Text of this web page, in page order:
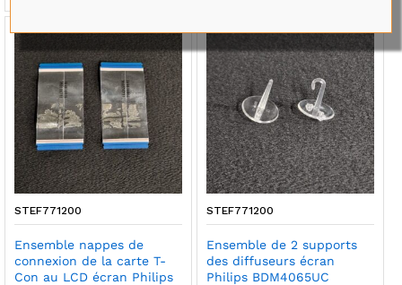
STEF771200
Ensemble nappes de
connexion de la carte T-
Con au LCD écran Philips
STEF771200
Ensemble de 2 supports
des diffuseurs écran
Philips BDM4065UC